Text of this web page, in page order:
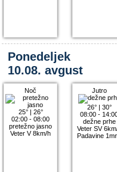
Ponedeljek
10.08. avgust
Noč
25°| 26°
02:00 - 08:00
pretežno jasno
Veter V 8km/h
Jutro
26°| 30°
08:00 -
dežne prhe
Veter SV
Padavine